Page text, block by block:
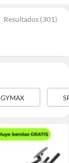
Resultados (301)
GYMAX